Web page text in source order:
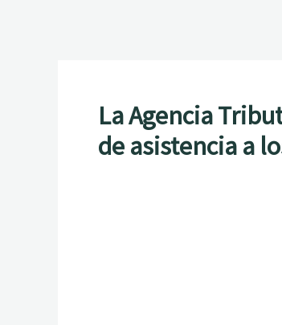
La Agencia
de asistencia a